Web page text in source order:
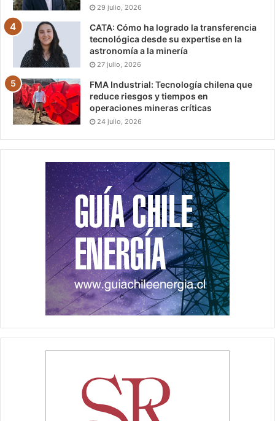
29 julio, 2026
CATA: Cómo ha logrado la transferencia
tecnológica desde su expertise en la
astronomía a la minería
27 julio, 2026
FMA Industrial: Tecnología chilena que
reduce riesgos y tiempos en
operaciones mineras críticas
24 julio, 2026